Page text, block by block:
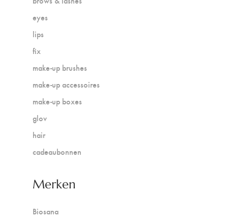
eyes
lips
fix
make-up brushes
make-up accessoires
make-up boxes
glov
hair
cadeaubonnen
Merken
Biosana